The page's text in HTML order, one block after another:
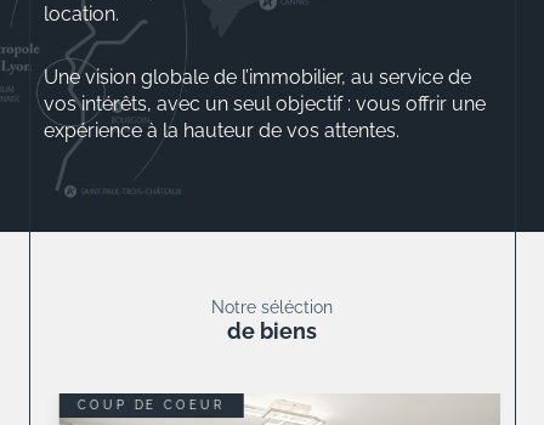
location.
Une vision globale de l’immobilier, au service de
vos intérêts, avec un seul objectif : vous offrir une
expérience à la hauteur de vos attentes.
Notre séléction
de biens
COUP DE COEUR